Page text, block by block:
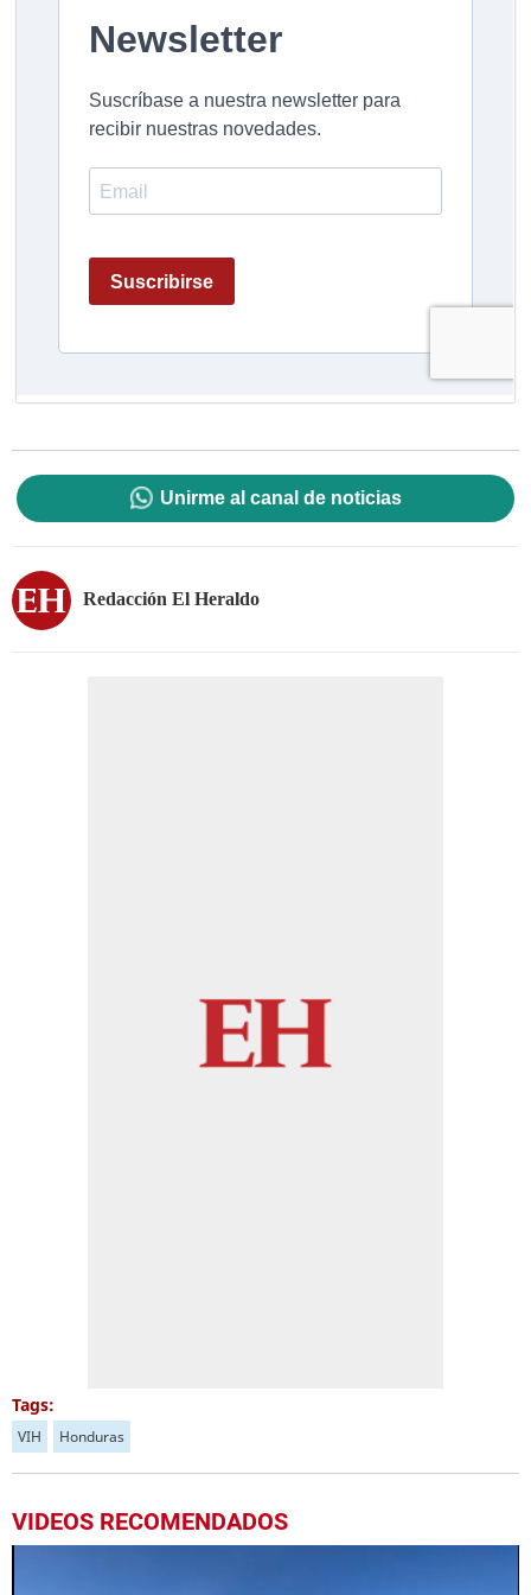
Unirme al canal de noticias
Redacción El Heraldo
Tags:
VIH Honduras
VIDEOS RECOMENDADOS